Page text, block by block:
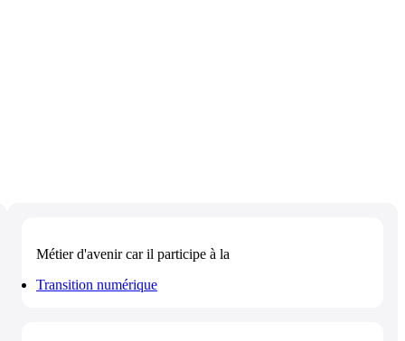
Métier d'avenircar il participe à la
Transition numérique